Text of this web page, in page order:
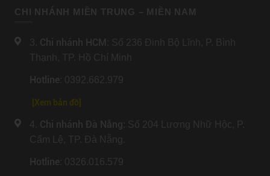
CHI NHÁNH MIỀN TRUNG – MIỀN NAM
3. Chi nhánh HCM : Số 236 Đinh Bộ Lĩnh, P. Bình
Thạnh, TP. Hồ Chí Minh
Hotline: 0392.662.979
[Xem bản đồ]
4. Chi nhánh Đà Nẵng: Số 204 Lương Nhữ Hộc, P.
Cẩm Lệ, TP. Đà Nẵng.
Hotline: 0326.016.579